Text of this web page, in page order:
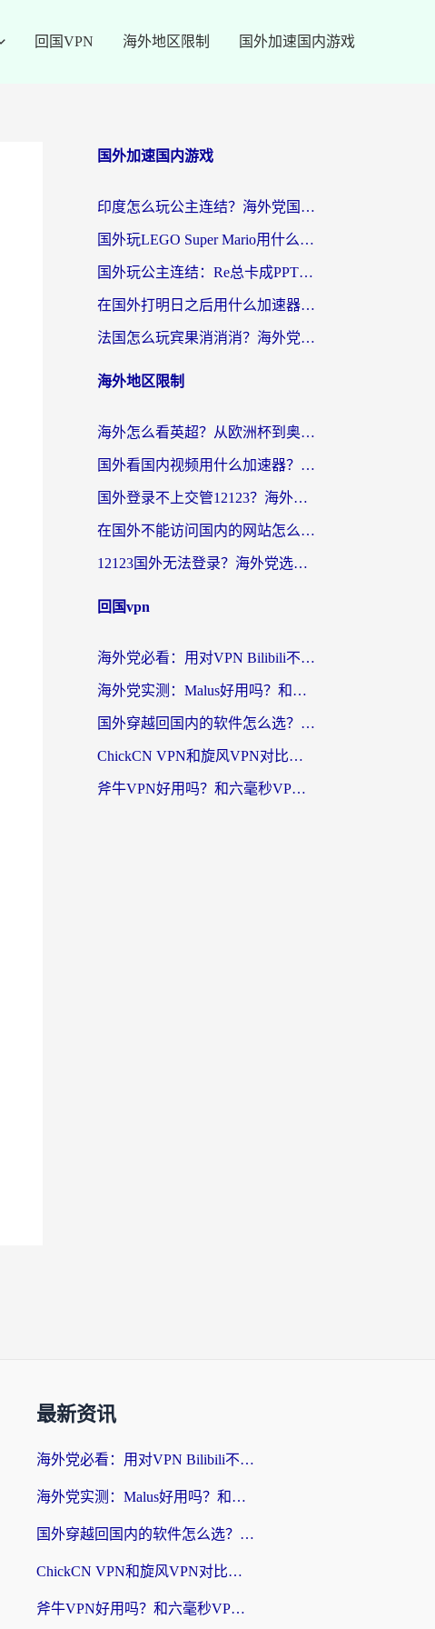
回国VPN 海外地区限制 国外加速国内游戏
国外加速国内游戏
印度怎么玩公主连结？海外党国服游戏加速终极指南（附仙境传说RO重生细胞优化技巧）
国外玩LEGO Super Mario用什么加速器？2026海外玩家亲测有效指南
国外玩公主连结：Re总卡成PPT？3步选对加速器，畅玩国服无压力
在国外打明日之后用什么加速器好一点？海外玩家亲测有效的国服游戏加速指南
法国怎么玩宾果消消消？海外党国服游戏加速器终极指南（附漫威召唤与合成解决办法）
海外地区限制
海外怎么看英超？从欧洲杯到奥运会，一份让你不卡壳的中文解说观看指南
国外看国内视频用什么加速器？留学生和海外华人的实用指南
国外登录不上交管12123？海外华人亲测有效的回国加速器选择指南
在国外不能访问国内的网站怎么办？海外党必看的无缝回国上网指南
12123国外无法登录？海外党选对回国加速器，轻松解决国内资源访问难题
回国vpn
海外党必看：用对VPN Bilibili不卡顿，英国玩国内游戏也丝滑——2026回国加速器选择指南
海外党实测：Malus好用吗？和雷霆哪个好？+ 3款热门加速器深度对比
国外穿越回国内的软件怎么选？3年海外党亲测实用指南，告别地域限制
ChickCN VPN和旋风VPN对比哪个回国效果更好？海外党实测回国内网神器指南
斧牛VPN好用吗？和六毫秒VPN对比哪个回国效果更好？海外党亲测实用指南
最新资讯
海外党必看：用对VPN Bilibili不卡顿，英国玩国内游戏也丝滑——2026回国加速器选择指南
海外党实测：Malus好用吗？和雷霆哪个好？+ 3款热门加速器深度对比
国外穿越回国内的软件怎么选？3年海外党亲测实用指南，告别地域限制
ChickCN VPN和旋风VPN对比哪个回国效果更好？海外党实测回国内网神器指南
斧牛VPN好用吗？和六毫秒VPN对比哪个回国效果更好？海外党亲测实用指南